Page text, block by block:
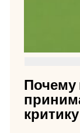
Почему